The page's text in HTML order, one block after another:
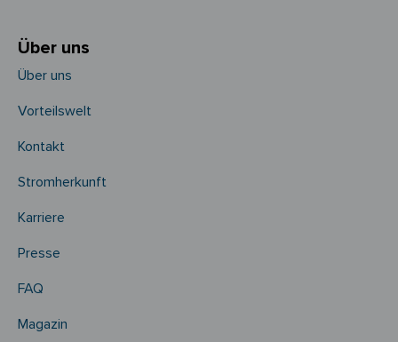
Über uns
Über uns
Vorteilswelt
Kontakt
Stromherkunft
Karriere
Presse
FAQ
Magazin